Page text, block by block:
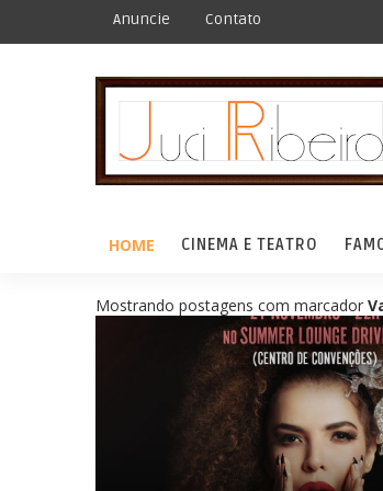
Anuncie Contato
HOME CINEMA E TEATRO
Mostrando postagens com marcador